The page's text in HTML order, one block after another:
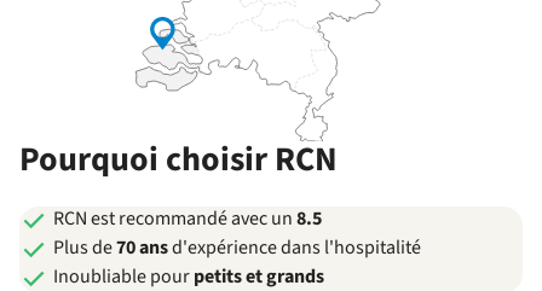
Pourquoi choisir RCN
RCN est recommandé avec un8.5
Plus de70 ansd'expérience dans l'hospitalité
Inoubliable pourpetits et grands